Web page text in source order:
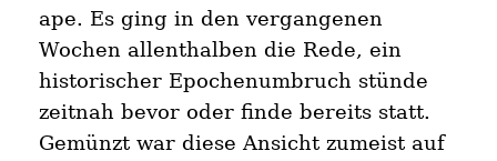
ape. Es ging in den vergangenen
Wochen allenthalben die Rede, ein
historischer Epochenumbruch stünde
zeitnah bevor oder finde bereits statt.
Gemünzt war diese Ansicht zumeist auf